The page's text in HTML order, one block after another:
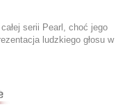
serii Pearl, choć jego
ludzkiego głosu w